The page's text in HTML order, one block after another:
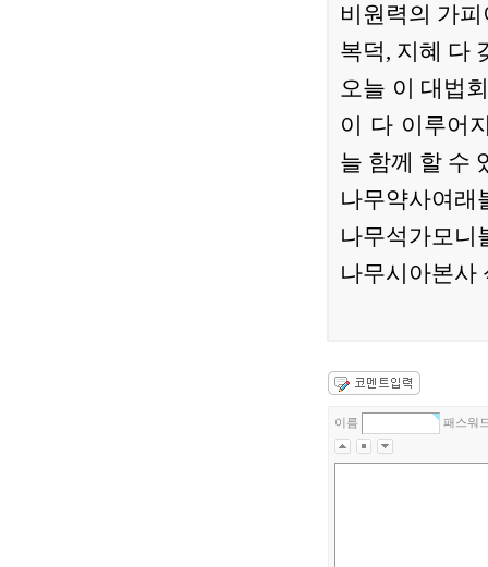
비원력의 가
복덕, 지혜 다
오늘 이 대법
이 다 이루어
늘 함께 할 수
나무약사여래
나무석가모니
나무시아본사
이름 패스워